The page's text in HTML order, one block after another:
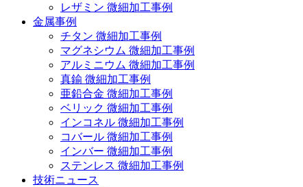
レザミン 微細加工事例
金属事例
チタン 微細加工事例
マグネシウム 微細加工事例
アルミニウム 微細加工事例
真鍮 微細加工事例
亜鉛合金 微細加工事例
ベリック 微細加工事例
インコネル 微細加工事例
コバール 微細加工事例
インバー 微細加工事例
ステンレス 微細加工事例
技術ニュース